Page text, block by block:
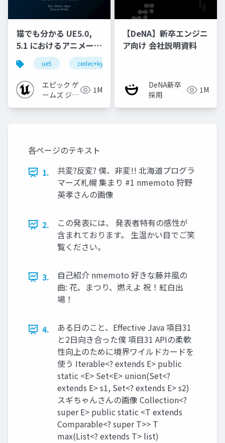
猫でも分かる UE5.0,
5.1 におけるアニメーシ
ョンの新機能について
【CEDEC+KYUSHU
2022】
ue5 cedec+kyushu
エピック ゲ
ームズ ジャ
1M
【DeNA】新卒エンジニ
ア向け 会社説明資料
DeNA新卒
採用
1M
各ページのテキスト
1.
共変?反変? 僕、非変!! 北海道プログラ
マーズ札幌 集まり #1 nmemoto 狩野
英孝さんの画像
2.
この発表には、 発表者特有の感性が
含まれております。 生温かい目でご笑
覧ください。
3.
自己紹介 nmemoto 好きな藤井風の
曲: 花、まつり、燃えよ 祝！紅白出
場！
4.
ある日のこと、Effective Java 項目31
と2日向き合った僕 項目31 APIの柔軟
性向上のために境界ワイルドカードを
使う Iterable<? extends E> public
static <E> Set<E> union(Set<?
extends E> s1, Set<? extends E> s2)
スギちゃんさんの画像 Collection<?
super E> public static <T extends
Comparable<? super T>> T
max(List<? extends T> list)